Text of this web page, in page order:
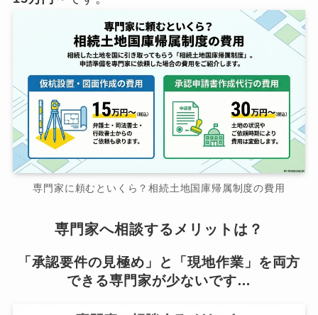
専門家に頼むといくら？相続土地国庫帰属制度の費用
専門家へ相談するメリットは？
「承認要件の見極め」と「現地作業」を両方
できる専門家が少ないです…